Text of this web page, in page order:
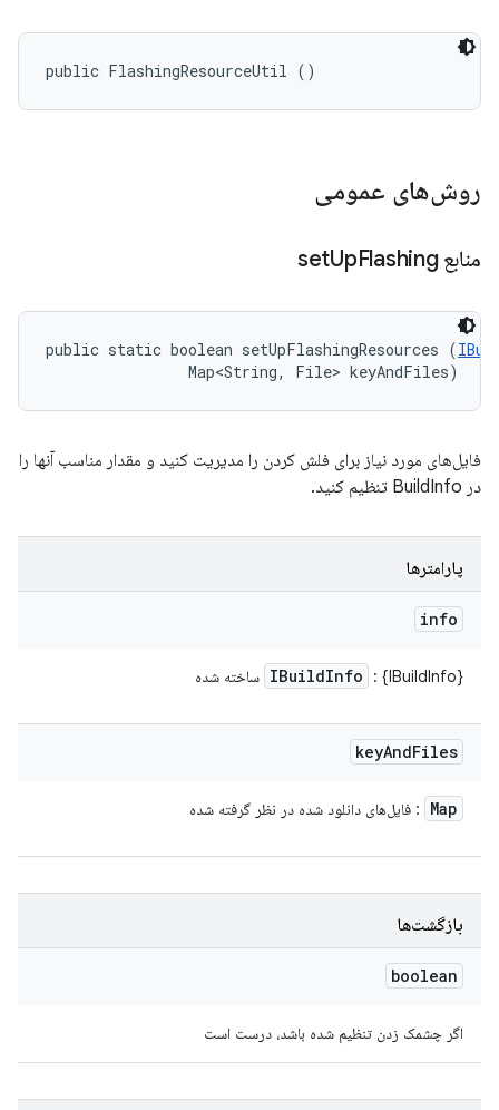
public FlashingResourceUtil ()
روش‌های عمومی
منابع set UpFlashing
public static boolean setUpFlashingResources (
                Map<String, File> keyAndFiles)
فایل‌های مورد نیاز برای فلش کردن را مدیریت کنید و مقدار مناسب آنها را
در BuildInfo تنظیم کنید.
پارامترها
info
IBuildInfo : {IBuildInfo} ساخته شده
keyAndFiles
Map : فایل‌های دانلود شده در نظر گرفته شده
بازگشت‌ها
boolean
اگر چشمک زدن تنظیم شده باشد، درست است